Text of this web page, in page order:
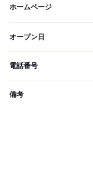
ホームページ
オープン日
電話番号
備考